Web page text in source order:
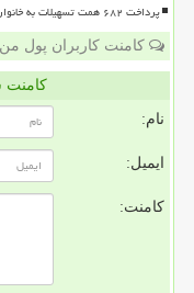
پرداخت ۶۸۲ همت تسهیلات به خانوار طی بهار ۱۴۰۵
کامنت کاربران پول
کامنت
نام:
ایمیل:
کامنت: